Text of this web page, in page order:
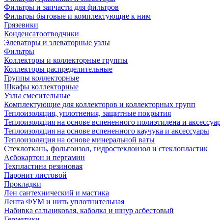
Фильтры и запчасти для фильтров
Фильтры бытовые и комплектующие к ним
Грязевики
Конденсатоотводчики
Элеваторы и элеваторные узлы
Фильтры
Коллекторы и коллекторные группы
Коллекторы распределительные
Группы коллекторные
Шкафы коллекторные
Узлы смесительные
Комплектующие для коллекторов и коллекторных групп
Теплоизоляция, уплотнения, защитные покрытия
Теплоизоляция на основе вспененного полиэтилена и
Теплоизоляция на основе вспененного каучука и аксессуары
Теплоизоляция на основе минеральной ваты
Стеклоткань, фольгоизол, гидростеклоизол и стеклопластик
Асбокартон и пергамин
Техпластина резиновая
Паронит листовой
Прокладки
Лен сантехнический и мастика
Лента ФУМ и нить уплотнительная
Набивка сальниковая, каболка и шнур асбестовый